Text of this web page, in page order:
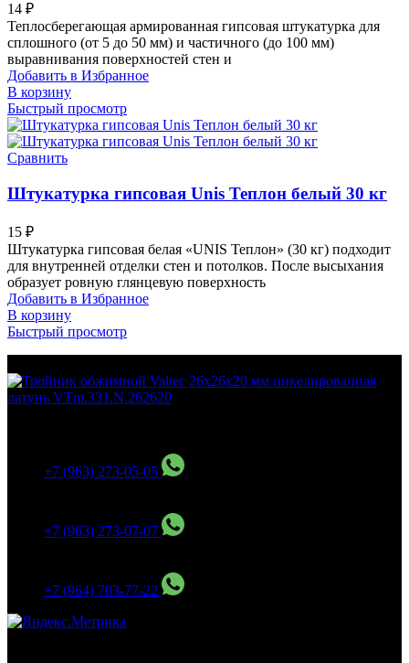
14 ₽
Теплосберегающая армированная гипсовая штукатурка для
сплошного (от 5 до 50 мм) и частичного (до 100 мм)
выравнивания поверхностей стен и
Добавить в Избранное
В корзину
Быстрый просмотр
Сравнить
Штукатурка гипсовая Unis Теплон белый 30 кг
15 ₽
Штукатурка гипсовая белая «UNIS Теплон» (30 кг) подходит
для внутренней отделки стен и потолков. После высыхания
образует ровную глянцевую поверхность
Добавить в Избранное
В корзину
Быстрый просмотр
+7 (963) 273-05-05
+7 (963) 273-07-07
+7 (964) 703-77-22